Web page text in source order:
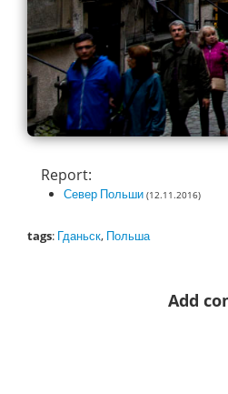
Report:
Север Польши (12.11.2016)
tags: Гданьск, Польша
Add